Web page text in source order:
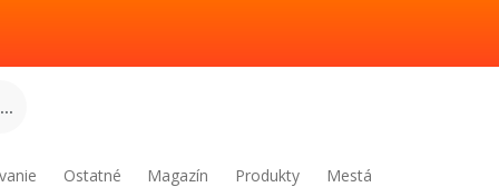
Ostatné Magazín Produkty Mestá